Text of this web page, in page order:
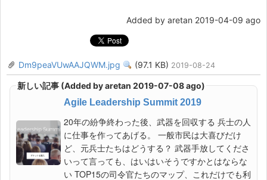
Added by aretan 2019-04-09 ago
Dm9peaVUwAAJQWM.jpg View
(97.1 KB) 2019-08-24
新しい記事 (Added by aretan 2019-07-08 ago)
Agile Leadership Summit 2019
20年の紛争終わった後、武器を回収する 兵士の人
に仕事を作ってあげる。 一般市民は大喜びだけ
ど、元兵士たちはどうする？ 武器手放してくださ
いって言っても、はいはいそうですかとはならな
い TOP15の司令官たちのマップ、これだけでも利